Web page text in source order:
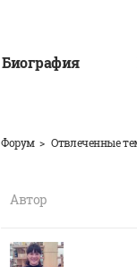
Биография
Форум Отвлеченные
Автор